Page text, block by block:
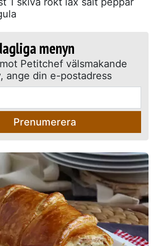
menyn
Petitchef välsmakande
ange din e-postadress
Prenumerera